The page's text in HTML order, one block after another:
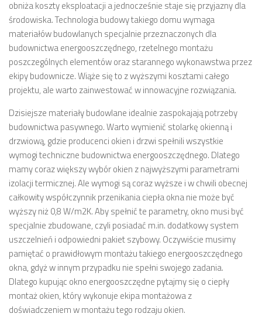
obniża koszty eksploatacji a jednocześnie staje się przyjazny dla
środowiska. Technologia budowy takiego domu wymaga
materiałów budowlanych specjalnie przeznaczonych dla
budownictwa energooszczędnego, rzetelnego montażu
poszczególnych elementów oraz starannego wykonawstwa przez
ekipy budownicze. Wiąże się to z wyższymi kosztami całego
projektu, ale warto zainwestować w innowacyjne rozwiązania.
Dzisiejsze materiały budowlane idealnie zaspokajają potrzeby
budownictwa pasywnego. Warto wymienić stolarkę okienną i
drzwiową, gdzie producenci okien i drzwi spełnili wszystkie
wymogi techniczne budownictwa energooszczędnego. Dlatego
mamy coraz większy wybór okien z najwyższymi parametrami
izolacji termicznej. Ale wymogi są coraz wyższe i w chwili obecnej
całkowity współczynnik przenikania ciepła okna nie może być
wyższy niż 0,8 W/m2K. Aby spełnić te parametry, okno musi być
specjalnie zbudowane, czyli posiadać m.in. dodatkowy system
uszczelnień i odpowiedni pakiet szybowy. Oczywiście musimy
pamiętać o prawidłowym montażu takiego energooszczędnego
okna, gdyż w innym przypadku nie spełni swojego zadania.
Dlatego kupując okno energooszczędne pytajmy się o ciepły
montaż okien, który wykonuje ekipa montażowa z
doświadczeniem w montażu tego rodzaju okien.